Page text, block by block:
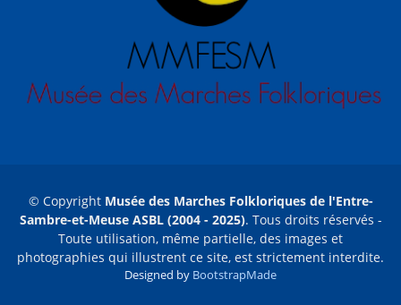
© Copyright Musée des Marches Folkloriques de l'Entre-
Sambre-et-Meuse ASBL (2004 - 2025). Tous droits réservés -
Toute utilisation, même partielle, des images et
photographies qui illustrent ce site, est strictement interdite.
Designed by BootstrapMade